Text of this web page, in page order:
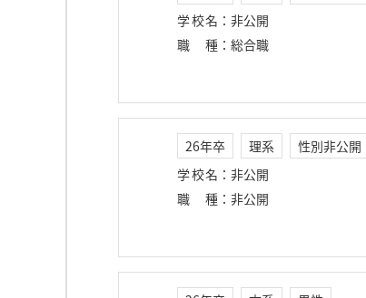
学校名 ： 非公開
職種 ： 総合職
26年卒 理系
性別非公開
学校名 ： 非公開
職種 ： 非公開